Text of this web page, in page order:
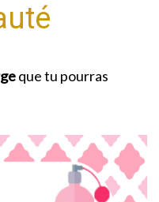
que tu pourras